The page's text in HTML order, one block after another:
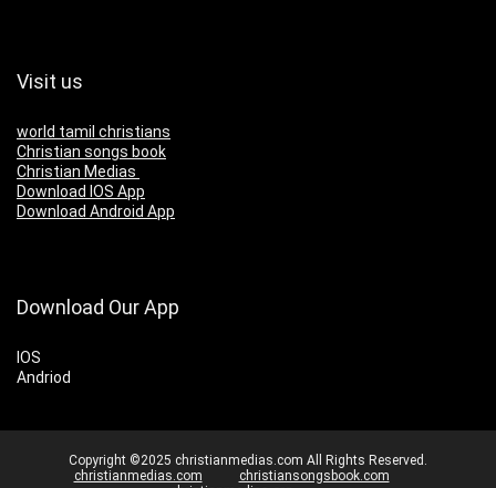
Visit us
world tamil christians
Christian songs book
Christian Medias
Download IOS App
Download Android App
Download Our App
IOS
Andriod
Copyright ©2025 christianmedias.com All Rights Reserved.
christianmedias.com
christiansongsbook.com